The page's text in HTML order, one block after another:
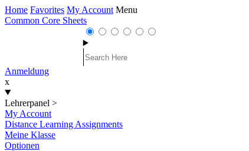
Home Favorites My Account Menu
Common Core Sheets
Anmeldung
x
Lehrerpanel >
My Account
Distance Learning Assignments
Meine Klasse
Optionen